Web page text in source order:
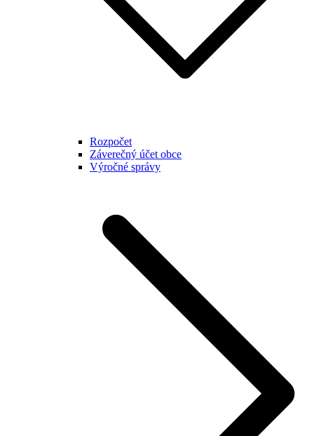
Rozpočet
Záverečný účet obce
Výročné správy